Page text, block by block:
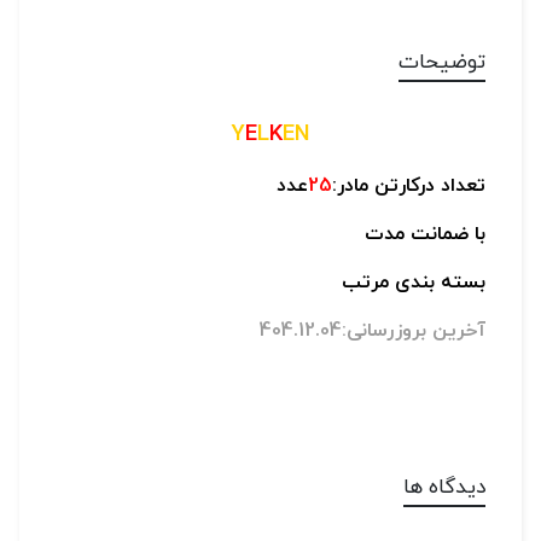
توضیحات
YELKEN
تعداد درکارتن مادر:25عدد
با ضمانت مدت
بسته بندی مرتب
آخرین بروزرسانی:404.12.04
دیدگاه ها